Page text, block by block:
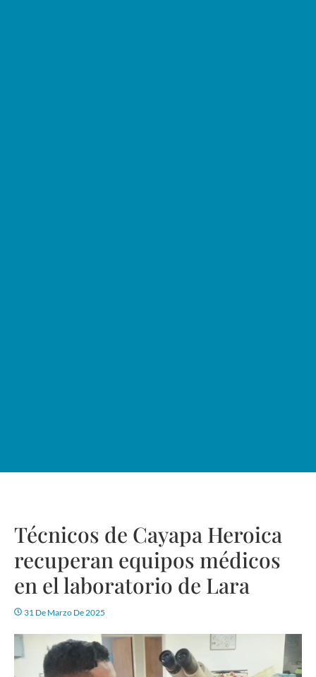
Técnicos de Cayapa Heroica
recuperan equipos médicos
en el laboratorio de Lara
31 De Marzo De 2025